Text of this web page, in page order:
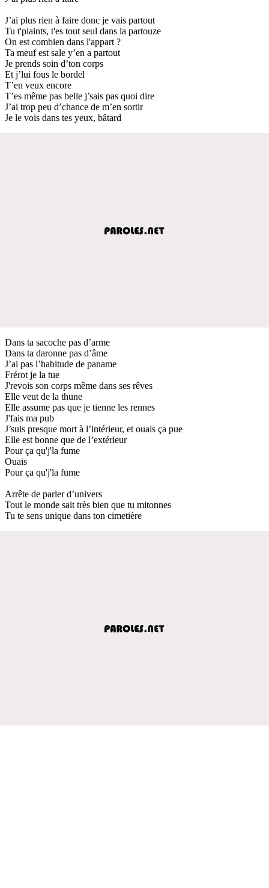
J’ai plus rien à faire donc je vais partout
Tu t'plaints, t'es tout seul dans la partouze
On est combien dans l'appart ?
Ta meuf est sale y’en a partout
Je prends soin d’ton corps
Et j’lui fous le bordel
T’en veux encore
T’es même pas belle j’sais pas quoi dire
J’ai trop peu d’chance de m’en sortir
Je le vois dans tes yeux, bâtard
Dans ta sacoche pas d’arme
Dans ta daronne pas d’âme
J’ai pas l’habitude de paname
Frérot je la tue
J'revois son corps même dans ses rêves
Elle veut de la thune
Elle assume pas que je tienne les rennes
J'fais ma pub
J’suis presque mort à l’intérieur, et ouais ça pue
Elle est bonne que de l’extérieur
Pour ça qu'j'la fume
Ouais
Pour ça qu'j'la fume
Arrête de parler d’univers
Tout le monde sait très bien que tu mitonnes
Tu te sens unique dans ton cimetière